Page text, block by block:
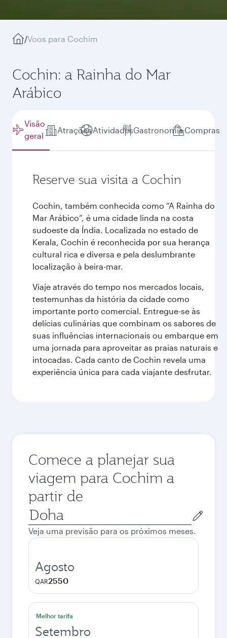
/Voos para Cochim
Cochin: a Rainha do Mar
Arábico
Visão
geral
AtraçõesAtividadesGastronomiaCompras
Reserve sua visita a Cochin
Cochin, também conhecida como “A Rainha do
Mar Arábico”, é uma cidade linda na costa
sudoeste da Índia. Localizada no estado de
Kerala, Cochin é reconhecida por sua herança
cultural rica e diversa e pela deslumbrante
localização à beira-mar.
Viaje através do tempo nos mercados locais,
testemunhas da história da cidade como
importante porto comercial. Entregue-se às
delícias culinárias que combinam os sabores de
suas influências internacionais ou embarque em
uma jornada para aproveitar as praias naturais e
intocadas. Cada canto de Cochin revela uma
experiência única para cada viajante desfrutar.
Comece a planejar sua
viagem para Cochim a
partir de
Cidade
de
origem
Veja uma previsão para os próximos meses.
Agosto
QAR2550
Melhor tarifa
Setembro